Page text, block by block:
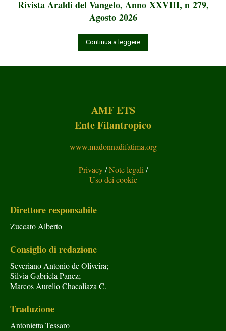
Rivista Araldi del Vangelo, Anno XXVIII, n 279,
Agosto 2026
Continua a leggere
AMF ETS
Ente Filantropico
www.madonnadifatima.org
Privacy/Note legali /
Uso dei cookie
Direttore responsabile
Zuccato Alberto
Consiglio di redazione
Severiano Antonio de Oliveira;
Silvia Gabriela Panez;
Marcos Aurelio Chacaliaza C.
Traduzione
Antonietta Tessaro